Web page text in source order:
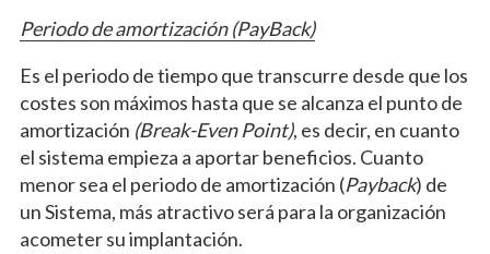
Periodo de amortización (PayBack)
Es el periodo de tiempo que transcurre desde que los
costes son máximos hasta que se alcanza el punto de
amortización (Break-Even Point), es decir, en cuanto
el sistema empieza a aportar beneficios. Cuanto
menor sea el periodo de amortización (Payback) de
un Sistema, más atractivo será para la organización
acometer su implantación.